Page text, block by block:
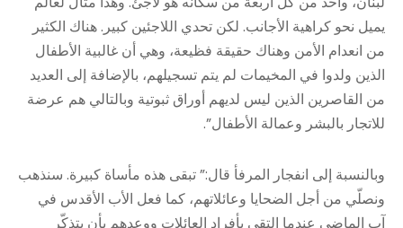
يميل نحو كراهية الأجانب. لكن تحدي اللاجئين كبير. هناك الكثير
من انعدام الأمن وهناك حقيقة فظيعة، وهي أن غالبية الأطفال
الذين ولدوا في المخيمات لم يتم تسجيلهم، بالإضافة إلى العديد
من القاصرين الذين ليس لديهم أوراق ثبوتية وبالتالي هم عرضة
للاتجار بالبشر وعمالة الأطفال”.
وبالنسبة إلى انفجار المرفأ قال:” تبقى هذه مأساة كبيرة. سنذهب
ونصلّي من أجل الضحايا وعائلاتهم، كما فعل الأب الأقدس في
آب الماضي عندما التقى بأفراد العائلات ووعدهم بأن يتذكّر